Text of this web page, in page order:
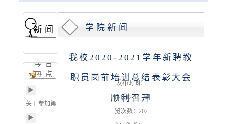
学院
新闻
今日
热点
▶
关于参加第九届尖烽时刻
商业模拟大赛 通 知
▶
◆ 学院新闻
我校2020-2021学年新聘教
职员岗前培训总结表彰大会
顺利召开
发布时间：
2020-12-14 浏
览次数： 202